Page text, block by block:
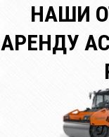
НАШИ
АРЕНДУ